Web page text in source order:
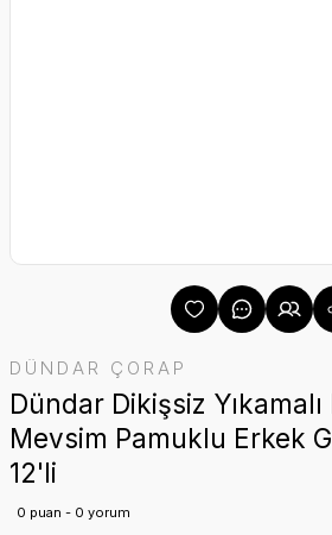
DÜNDAR ÇORAP
Dündar Dikişsiz
Mevsim Pamuklu Erkek
12'li
0 puan - 0 yorum